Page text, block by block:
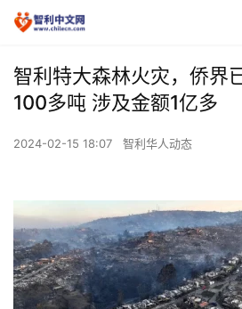
智利特大森林火灾，侨界
100多吨 涉及金额1亿多
2024-02-15 18:07 智利华人动态